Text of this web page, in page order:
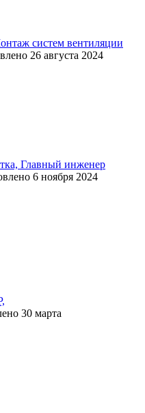
систем вентиляции
26 августа 2024
Главный инженер
6 ноября 2024
30 марта